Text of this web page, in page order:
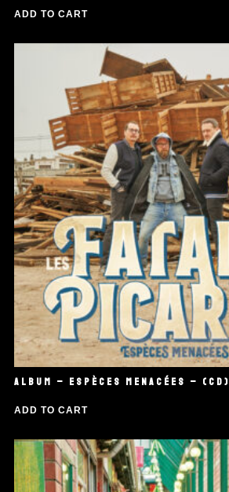
ADD TO CART
ALBUM – ESPÈCES MENACÉES – (CD)
ADD TO CART